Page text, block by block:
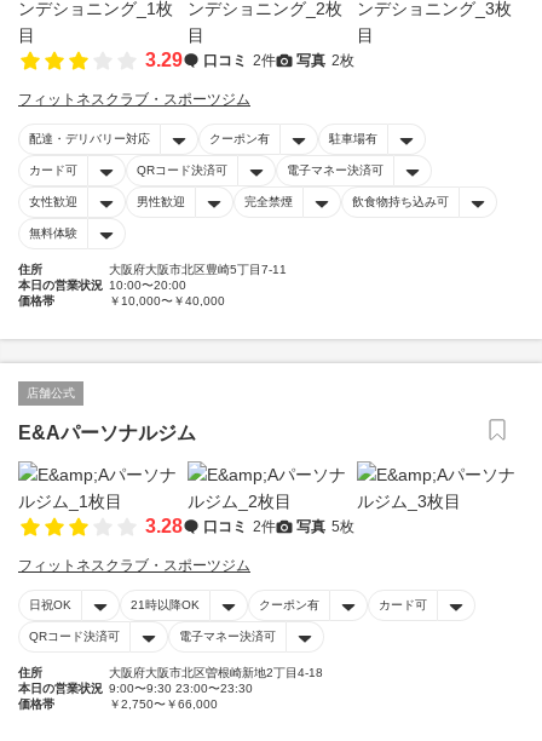
3.29 口コミ 2件 写真 2枚
フィットネスクラブ・スポーツジム
配達・デリバリー対応 クーポン有 駐車場有
カード可 QRコード決済可 電子マネー決済可
女性歓迎 男性歓迎 完全禁煙 飲食物持ち込み可
無料体験
住所
大阪府大阪市北区豊崎5丁目7-11
本日の営業状況 10:00〜20:00
価格帯
￥10,000〜￥40,000
店舗公式
E&Aパーソナルジム
3.28 口コミ 2件 写真 5枚
フィットネスクラブ・スポーツジム
日祝OK 21時以降OK クーポン有 カード可
QRコード決済可 電子マネー決済可
住所
大阪府大阪市北区曽根崎新地2丁目4‐18
本日の営業状況 9:00〜9:30 23:00〜23:30
価格帯
￥2,750〜￥66,000